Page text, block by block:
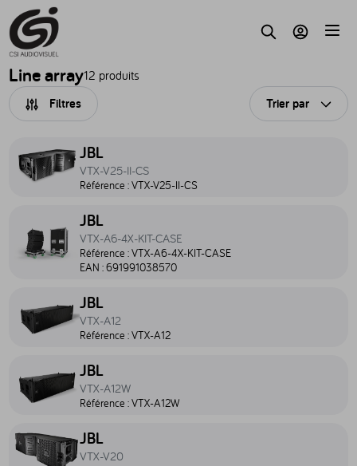
Accèder au contenu RechercheMon compte
Line array12 produits
Filtres Trier par
Accéder au produit VTX-V25-II-CS - VTX-V25-II-CS
JBL
VTX-V25-II-CS
Référence :VTX-V25-II-CS
Accéder au produit VTX-A6-4X-KIT-CASE - VTX-A6-4X-KIT-CASE
JBL
VTX-A6-4X-KIT-CASE
Référence :VTX-A6-4X-KIT-CASE
EAN :691991038570
Accéder au produit VTX-A12 - VTX-A12
JBL
VTX-A12
Référence :VTX-A12
Accéder au produit VTX-A12W - VTX-A12W
JBL
VTX-A12W
Référence :VTX-A12W
Accéder au produit VTX-V20 - VTX-V20
JBL
VTX-V20